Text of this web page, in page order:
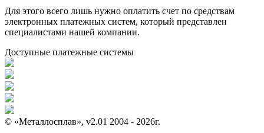
Для этого всего лишь нужно оплатить счет по средствам
электронных платежных систем, который представлен
специалистами нашей компании.
Доступные платежные системы
© «Металлосплав», v2.01 2004 - 2026г.